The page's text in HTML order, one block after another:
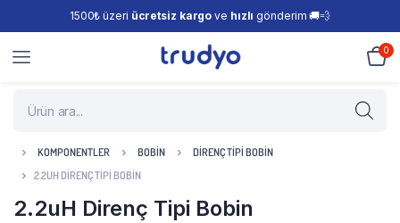
1500₺ üzeri ücretsiz kargo ve hızlı gönderim 🚚💨
0
KOMPONENTLER BOBIN
DIRENÇ TIPI BOBIN
2.2UH DIRENÇ TIPI BOBIN
2.2uH Direnç Tipi Bobin